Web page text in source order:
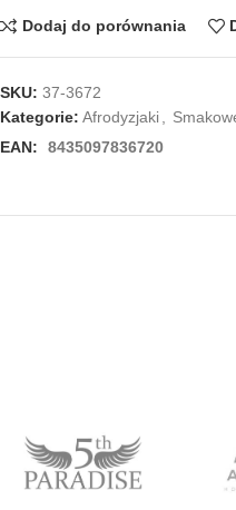
Dodaj do porównania
SKU: 37-3672
Kategorie: Afrodyzjaki
EAN:
8435097836720